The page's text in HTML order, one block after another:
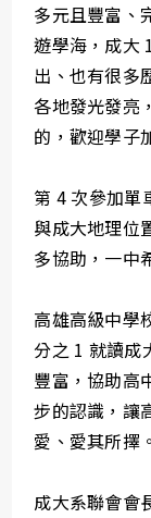
多元且豐富、
遊學海，成大
出、也有很多
各地發光發亮
的，歡迎學子
第 4 次參加單
與成大地理位
多協助，一中
高雄高級中學
分之 1 就讀成
豐富，協助高
步的認識，讓
愛、愛其所擇。
成大系聯會會